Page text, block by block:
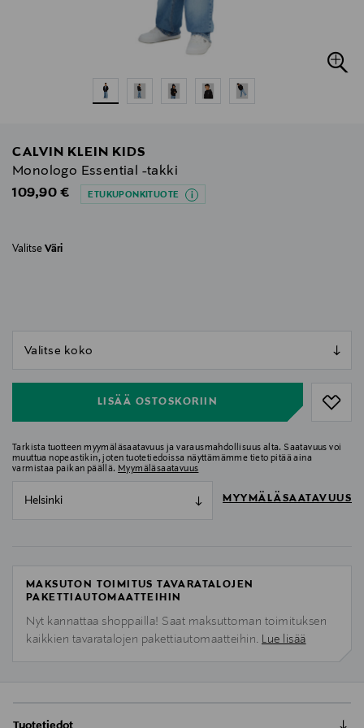
CALVIN KLEIN KIDS
Monologo Essential -takki
Original Price
109,90 € ETUKUPONKITUOTE
Valitse Väri
LISÄÄ OSTOSKORIIN
Tarkista tuotteen myymäläsaatavuus ja varausmahdollisuus alta. Saatavuus voi
muuttua nopeastikin, joten tuotetiedoissa näyttämämme tieto pitää aina
varmistaa paikan päällä. Myymäläsaatavuus
Helsinki MYYMÄLÄSAATAVUUS
MAKSUTON TOIMITUS TAVARATALOJEN
PAKETTIAUTOMAATTEIHIN
Nyt kannattaa shoppailla! Saat maksuttoman toimituksen
kaikkien tavaratalojen pakettiautomaatteihin. Lue lisää